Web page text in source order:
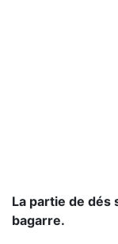
La partie de dés
bagarre.